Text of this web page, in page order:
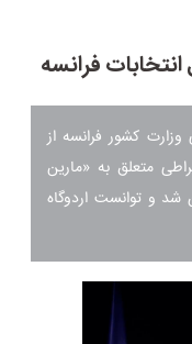
فرانسه
کشور فرانسه از
متعلق به «مارین
صدرنشین شد و توانست اردوگاه